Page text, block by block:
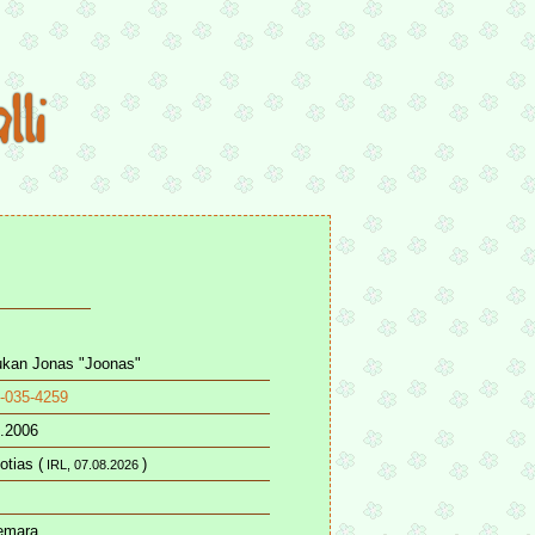
Jonas "Joonas"
035-4259
( IRL, 07.08.2026 )